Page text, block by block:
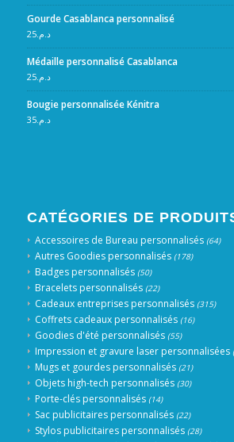
Gourde Casablanca personnalisé
د.م.25
Médaille personnalisé Casablanca
د.م.25
Bougie personnalisée Kénitra
د.م.35
CATÉGORIES DE
Accessoires de Bureau personnalisés (64)
Autres Goodies personnalisés (178)
Badges personnalisés (50)
Bracelets personnalisés (22)
Cadeaux entreprises personnalisés (315)
Coffrets cadeaux personnalisés (16)
Goodies d'été personnalisés (55)
Impression et gravure laser personnalisées
Mugs et gourdes personnalisés (21)
Objets high-tech personnalisés (30)
Porte-clés personnalisés (14)
Sac publicitaires personnalisés (22)
Stylos publicitaires personnalisés (28)